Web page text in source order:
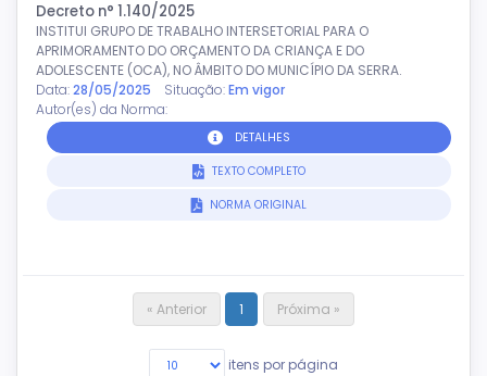
Decreto n° 1.140/2025
INSTITUI GRUPO DE TRABALHO INTERSETORIAL PARA O
APRIMORAMENTO DO ORÇAMENTO DA CRIANÇA E DO
ADOLESCENTE (OCA), NO ÂMBITO DO MUNICÍPIO DA SERRA.
Data:28/05/2025 Situação: Em vigor
Autor(es) da Norma:
DETALHES
TEXTO COMPLETO
NORMA ORIGINAL
« Anterior 1 Próxima »
itens por página